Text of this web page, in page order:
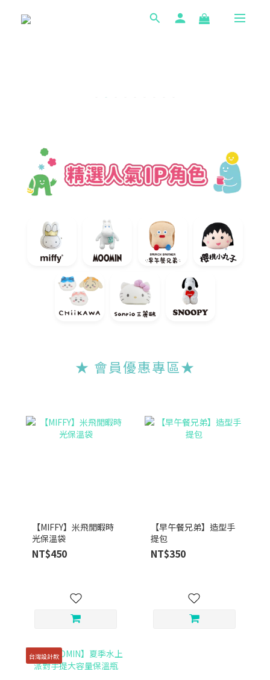
★ 會員優惠專區★
【MIFFY】米飛閒暇時
光保溫袋
NT$450
【早午餐兄弟】造型手
提包
NT$350
台灣設計款